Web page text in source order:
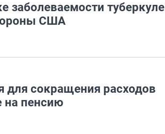
заболеваемости
США
для сокращения расходов
на пенсию